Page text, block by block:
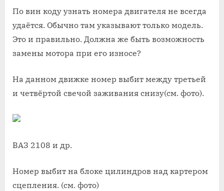
По вин коду узнать номера двигателя не всегда
удаётся. Обычно там указывают только модель.
Это и правильно. Должна же быть возможность
замены мотора при его износе?
На данном движке номер выбит между третьей
и четвёртой свечой заживания снизу(см. фото).
ВАЗ 2108 и др.
Номер выбит на блоке цилиндров над картером
сцепления. (см. фото)